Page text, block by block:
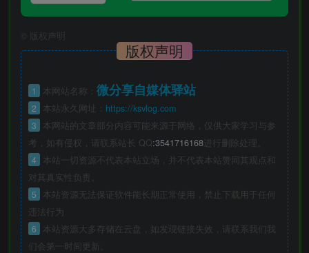
版权声明
版权声明
1 本网站名称： 微分享自媒体驿站
2 本站永久网址： https://ksvlog.com
3
本网站的文章部分内容可能来源于网络，仅供大家学习与参
考，如有侵权，请联系站长 QQ:3541716168进行删除处理。
4
本站一切资源不代表本站立场，并不代表本站赞同其观点和
对其真实性负责。
5
本站资源无法保证软件能长期正常使用，禁止下载用于任何
违法行为
6
本站资源大多存储在云盘，如发现链接失效，请联系我们我
们会第一时间更新。